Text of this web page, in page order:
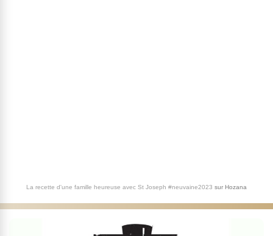
La recette d'une famille heureuse avec St Joseph #neuvaine2023 sur Hozana